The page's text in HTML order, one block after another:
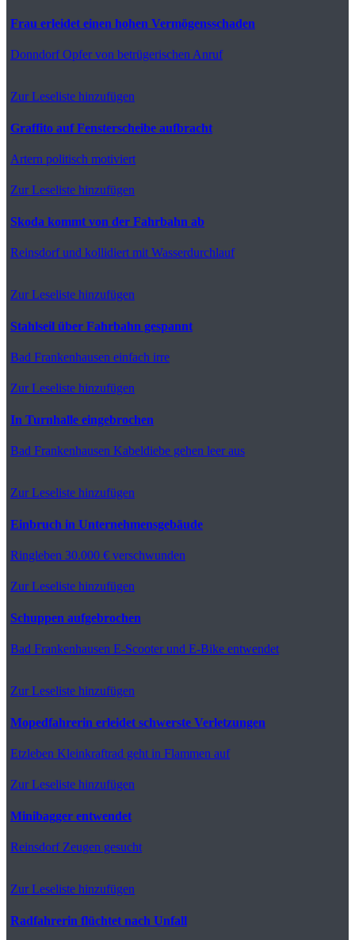
Frau erleidet einen hohen Vermögensschaden
DonndorfOpfer von betrügerischen Anruf
Zur Leseliste hinzufügen
Graffito auf Fensterscheibe aufbracht
Artern politisch motiviert
Zur Leseliste hinzufügen
Skoda kommt von der Fahrbahn ab
Reinsdorfund kollidiert mit Wasserdurchlauf
Zur Leseliste hinzufügen
Stahlseil über Fahrbahn gespannt
Bad Frankenhausen einfach irre
Zur Leseliste hinzufügen
In Turnhalle eingebrochen
Bad Frankenhausen Kabeldiebe gehen leer aus
Zur Leseliste hinzufügen
Einbruch in Unternehmensgebäude
Ringleben 30.000 € verschwunden
Zur Leseliste hinzufügen
Schuppen aufgebrochen
Bad Frankenhausen E-Scooter und E-Bike entwendet
Zur Leseliste hinzufügen
Mopedfahrerin erleidet schwerste Verletzungen
Etzleben Kleinkraftrad geht in Flammen auf
Zur Leseliste hinzufügen
Minibagger entwendet
ReinsdorfZeugen gesucht
Zur Leseliste hinzufügen
Radfahrerin flüchtet nach Unfall